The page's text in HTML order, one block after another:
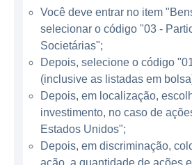
principal objetivo é receber
através da aquisição de
geram pagamentos
casos, também
empresas investidas,
abordagem híbrida em seu
negócios.
Você deve entrar no item
selecionar o código "03 -
Societárias";
Depois, selecione o código
(inclusive as listadas em
Depois, em localização,
investimento, no caso de
Estados Unidos";
Depois, em discriminação,
ação, a quantidade de ações